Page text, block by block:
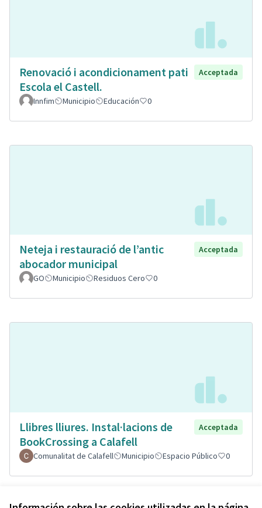
Renovació i acondicionament pati
Escola el Castell.
Acceptada
Innfim Municipio Educación 0
Neteja i restauració de l’antic
abocador municipal
Acceptada
GO Municipio Residuos Cero 0
Llibres lliures. Instal·lacions de
BookCrossing a Calafell
Acceptada
Comunalitat de Calafell Municipio Espacio Público 0
Ver todas las propuestas retiradas